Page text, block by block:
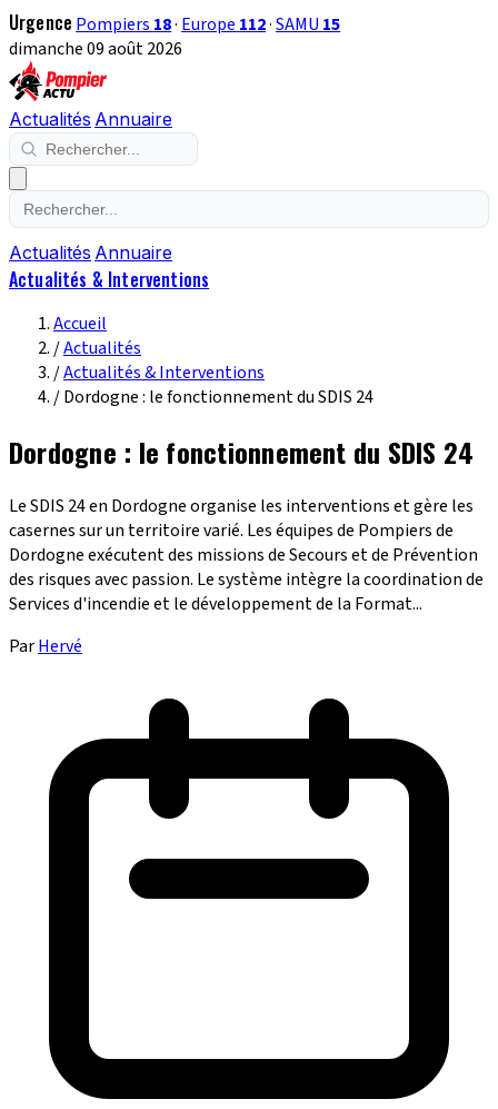
Urgence Pompiers 18· Europe 112·SAMU 15
dimanche 09 août 2026
Actualités Annuaire
Actualités Annuaire
Actualités & Interventions
Accueil
/Actualités
/Actualités & Interventions
/Dordogne : le fonctionnement du SDIS 24
Dordogne : le fonctionnement du SDIS 24
Le SDIS 24 en Dordogne organise les interventions et gère les
casernes sur un territoire varié. Les équipes de Pompiers de
Dordogne exécutent des missions de Secours et de Prévention
des risques avec passion. Le système intègre la coordination de
Services d'incendie et le développement de la Format...
ParHervé